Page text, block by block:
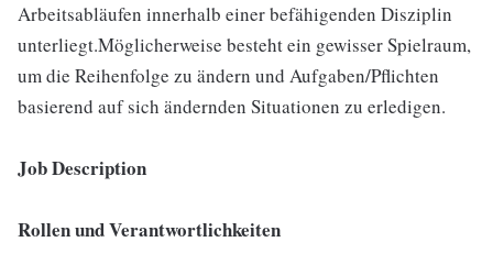
Arbeitsabläufen innerhalb einer befähigenden Disziplin
unterliegt.Möglicherweise besteht ein gewisser Spielraum,
um die Reihenfolge zu ändern und Aufgaben/Pflichten
basierend auf sich ändernden Situationen zu erledigen.
Job Description
Rollen und Verantwortlichkeiten